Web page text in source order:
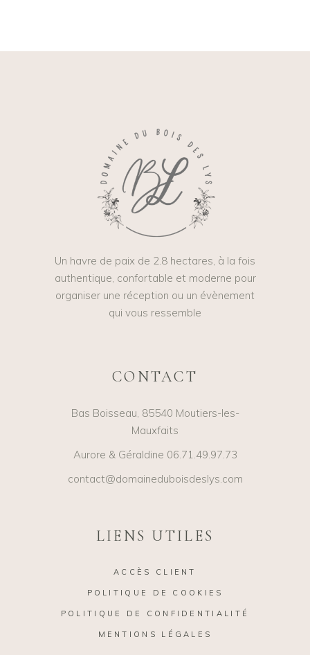
Un havre de paix de 2.8 hectares, à la fois
authentique, confortable et moderne pour
organiser une réception ou un évènement
qui vous ressemble
CONTACT
Bas Boisseau, 85540 Moutiers-les-
Mauxfaits
Aurore & Géraldine 06.71.49.97.73
contact@domaineduboisdeslys.com
LIENS UTILES
ACCÈS CLIENT
POLITIQUE DE COOKIES
POLITIQUE DE CONFIDENTIALITÉ
MENTIONS LÉGALES